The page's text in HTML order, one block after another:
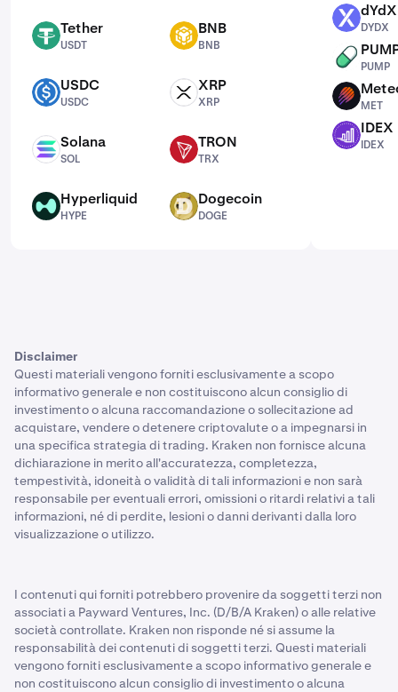
USDT Tether
USDT
BNB BNB
BNB
USDC USDC
USDC
XRP XRP
XRP
SOL Solana
SOL
TRX TRON
TRX
HYPE Hyperliquid
HYPE
DOGE Dogecoin
DOGE
DYDX dYdX
DYDX
PUMP
PUMP
MET
MET
IDEX IDEX
IDEX
Disclaimer
Questi materiali vengono forniti esclusivamente a scopo
informativo generale e non costituiscono alcun consiglio di
investimento o alcuna raccomandazione o sollecitazione ad
acquistare, vendere o detenere criptovalute o a impegnarsi in
una specifica strategia di trading. Kraken non fornisce alcuna
dichiarazione in merito all'accuratezza, completezza,
tempestività, idoneità o validità di tali informazioni e non sarà
responsabile per eventuali errori, omissioni o ritardi relativi a tali
informazioni, né di perdite, lesioni o danni derivanti dalla loro
visualizzazione o utilizzo.
I contenuti qui forniti potrebbero provenire da soggetti terzi non
associati a Payward Ventures, Inc. (D/B/A Kraken) o alle relative
società controllate. Kraken non risponde né si assume la
responsabilità dei contenuti di soggetti terzi. Questi materiali
vengono forniti esclusivamente a scopo informativo generale e
non costituiscono alcun consiglio di investimento o alcuna